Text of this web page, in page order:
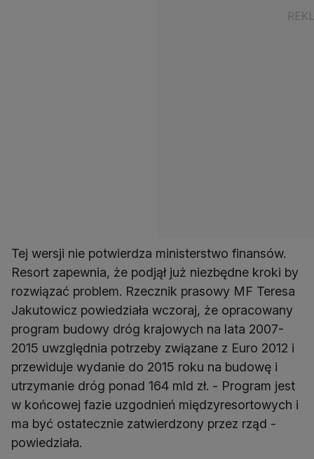
Tej wersji nie potwierdza ministerstwo finansów.
Resort zapewnia, że podjął już niezbędne kroki by
rozwiązać problem. Rzecznik prasowy MF Teresa
Jakutowicz powiedziała wczoraj, że opracowany
program budowy dróg krajowych na lata 2007-
2015 uwzględnia potrzeby związane z Euro 2012 i
przewiduje wydanie do 2015 roku na budowę i
utrzymanie dróg ponad 164 mld zł. - Program jest
w końcowej fazie uzgodnień międzyresortowych i
ma być ostatecznie zatwierdzony przez rząd -
powiedziała.